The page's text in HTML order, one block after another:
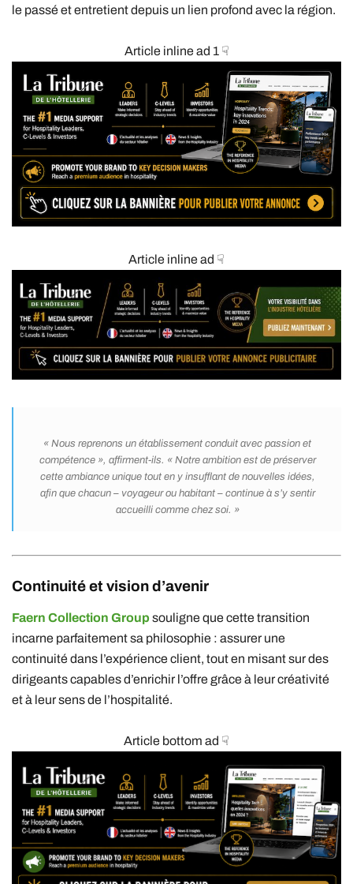
le passé et entretient depuis un lien profond avec la région.
Article inline ad 1 ☟
Article inline ad ☟
« Nous reprenons un établissement conduit avec passion et
compétence », affirment-ils. « Notre ambition est de préserver
cette ambiance unique tout en y insufflant de nouvelles idées,
afin que chacun – voyageur ou habitant – continue à s’y sentir
accueilli comme chez soi. »
Continuité et vision d’avenir
Faern Collection Group souligne que cette transition
incarne parfaitement sa philosophie : assurer une
continuité dans l’expérience client, tout en misant sur des
dirigeants capables d’enrichir l’offre grâce à leur créativité
et à leur sens de l’hospitalité.
Article bottom ad ☟